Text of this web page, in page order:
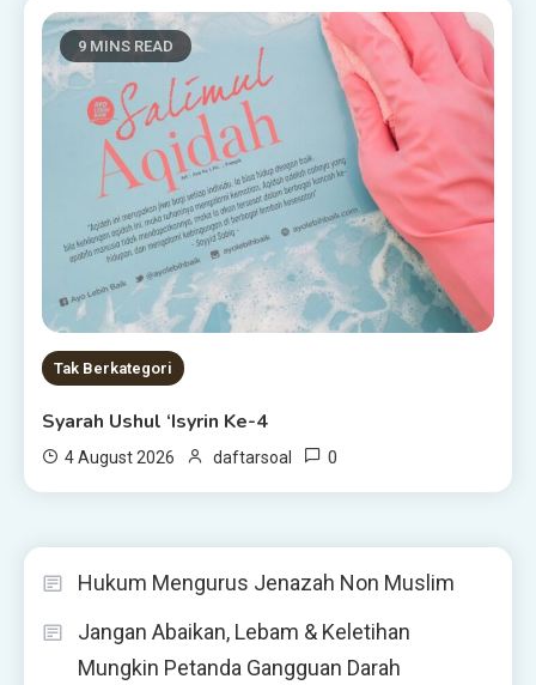
9 MINS READ
Tak Berkategori
Syarah Ushul ‘Isyrin Ke-4
4 August 2026 daftarsoal 0
Hukum Mengurus Jenazah Non Muslim
Jangan Abaikan, Lebam & Keletihan
Mungkin Petanda Gangguan Darah